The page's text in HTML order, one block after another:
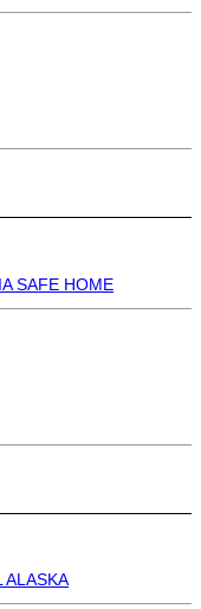
SAFE HOME
ALASKA